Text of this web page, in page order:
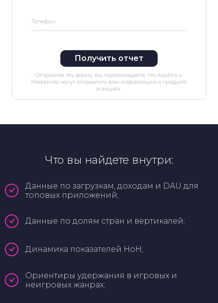
Телефон
Получить отчет
Отправляя эту форму, вы подтверждаете, что Apptica и
Medialinks могут отправлять вам информацию о продукте
и акциях.
Что вы найдете внутри:
Данные по загрузкам, доходам и DAU для
топовых приложений;
Данные по долям стран и вертикалей;
Динамика показателей HoH;
Ориентиры удержания в игровых и
неигровых жанрах;